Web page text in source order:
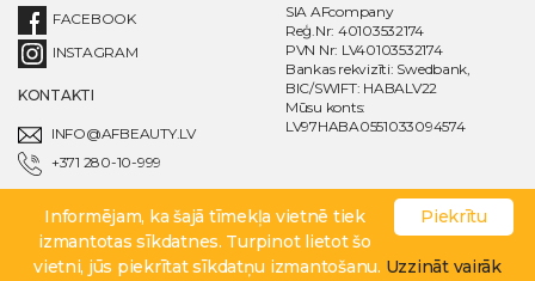
FACEBOOK
INSTAGRAM
KONTAKTI
INFO@AFBEAUTY.LV
+371 280-10-999
SIA AFcompany
Reģ.Nr: 40103532174
PVN Nr: LV40103532174
Bankas rekvizīti: Swedbank,
BIC/SWIFT: HABALV22
Mūsu konts:
LV97HABA0551033094574
© AFcompany 2020. All rights reserved. Powered by AFcompany
Piekrītu
Informējam, ka šajā tīmekļa vietnē tiek
izmantotas sīkdatnes. Turpinot lietot šo
vietni, jūs piekrītat sīkdatņu izmantošanu. Uzzināt vairāk